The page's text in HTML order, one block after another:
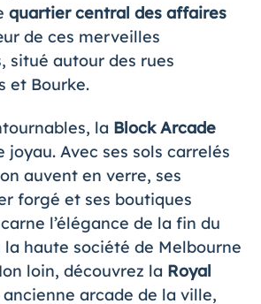
quartier central des affaires
de ces merveilles
situé autour des rues
et Bourke.
la Block Arcade
Avec ses sols carrelés
auvent en verre, ses
forgé et ses boutiques
l’élégance de la fin du
haute société de Melbourne
loin, découvrez la Royal
arcade de la ville,